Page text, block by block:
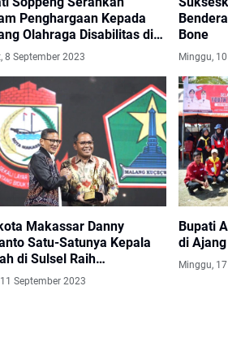
Penghargaan Kepada
Olahraga Disabilitas di
ke-40
8 September 2023
Bone
Minggu,
Makassar Danny
Satu-Satunya Kepala
di Sulsel Raih
Kompas TV
September 2023
Bupati
di
Minggu,